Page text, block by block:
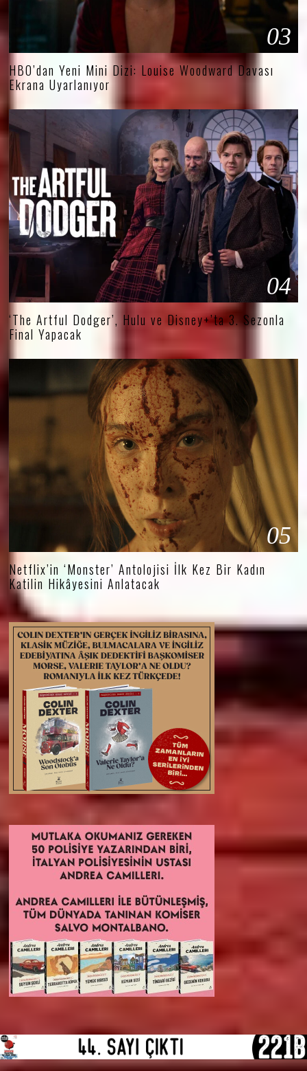
03
HBO’dan Yeni Mini Dizi: Louise Woodward Davası
Ekrana Uyarlanıyor
04
‘The Artful Dodger’, Hulu ve Disney+’ta 3. Sezonla
Final Yapacak
05
Netflix’in ‘Monster’ Antolojisi İlk Kez Bir Kadın
Katilin Hikâyesini Anlatacak